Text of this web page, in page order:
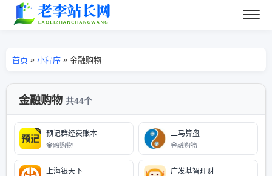
首页 » 小程序 » 金融购物
金融购物 共44个
预记群经费账本
金融购物
二马算盘
金融购物
上海银天下 广发基智理财